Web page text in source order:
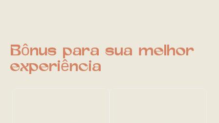
Bônus para sua melhor
experiência